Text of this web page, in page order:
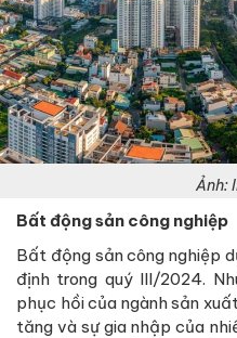
Ảnh:
Bất động sản công nghiệp
Bất động sản công nghiệp
định trong quý III/2024.
phục hồi của ngành sản
tăng và sự gia nhập của